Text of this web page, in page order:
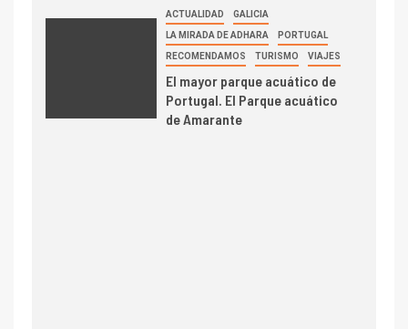
ACTUALIDAD GALICIA
LA MIRADA DE ADHARA PORTUGAL
RECOMENDAMOS TURISMO VIAJES
El mayor parque acuático de
Portugal. El Parque acuático
de Amarante